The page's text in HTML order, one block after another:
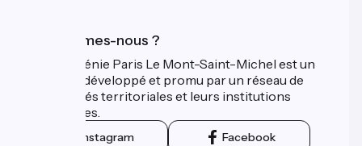
Qui sommes-nous ?
La Véloscénie Paris Le Mont-Saint-Michel est un
itinéraire développé et promu par un réseau de
collectivités territoriales et leurs institutions
touristiques.
Instagram Facebook